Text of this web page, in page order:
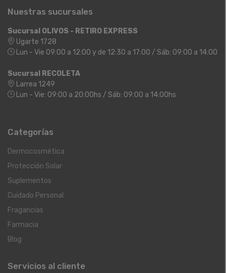
Nuestras sucursales
Sucursal OLIVOS - RETIRO EXPRESS
Ugarte 1728
Lun - Vie 09:00 a 12:00 y de 12:30 a 17:00 / Sáb: 09:00 a 14:00
Sucursal RECOLETA
Larrea 1249
Lun - Vie: 09:00 a 20:00hs / Sáb: 09:00 a 14:00hs
Categorías
Dermocosmética
Protección Solar
Suplementos
Cuidado Personal
Fragancias
Farmacia
Blog
Servicios al cliente